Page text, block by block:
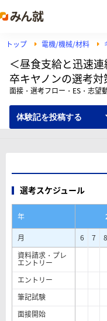
トップ 電機/機械/材料
＜昼食支給と迅速
卒キヤノンの選考対
面接・選考フロー・ES・志望
体験記を投稿する
選考スケジュール
年
月
6 7 8
資料請求・プレ
エントリー
エントリー
筆記試験
面接開始